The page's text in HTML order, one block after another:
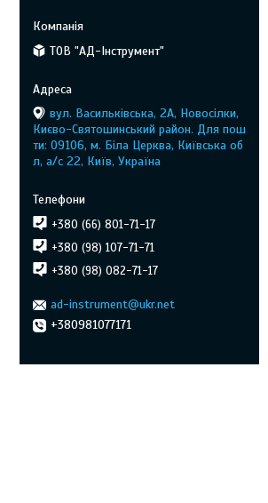
ТОВ "АД-Інструмент"
вул. Васильківська, 2А, Новосілки,
Києво-Святошинський район. Для пош
ти: 09106, м. Біла Церква, Київська об
л, а/с 22, Київ, Україна
+380 (66) 801-71-17
+380 (98) 107-71-71
+380 (98) 082-71-17
ad-instrument@ukr.net
+380981077171